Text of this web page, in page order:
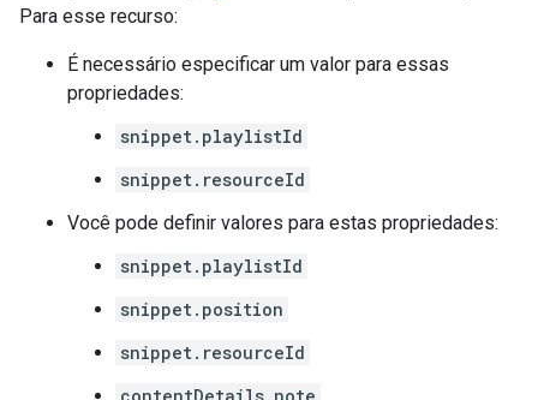
Para esse recurso:
É necessário especificar um valor para essas
propriedades:
snippet.playlistId
snippet.resourceId
Você pode definir valores para estas propriedades:
snippet.playlistId
snippet.position
snippet.resourceId